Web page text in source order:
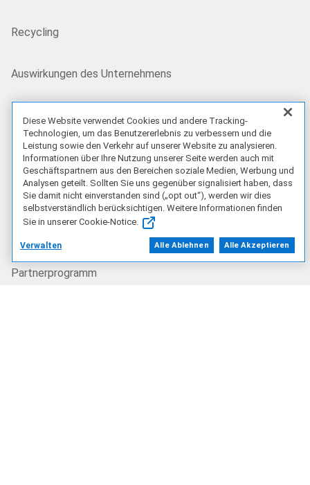
Recycling
Auswirkungen des Unternehmens
Kundenberichte
Unsere Partner
Partner finden
Partnerprogramm
Diese Website verwendet Cookies und andere Tracking-
Technologien, um das Benutzererlebnis zu verbessern und die
Leistung sowie den Verkehr auf unserer Website zu analysieren.
Informationen über Ihre Nutzung unserer Seite werden auch mit
Geschäftspartnern aus den Bereichen soziale Medien, Werbung und
Analysen geteilt. Sollten Sie uns gegenüber signalisiert haben, dass
Sie damit nicht einverstanden sind („opt out“), werden wir dies
selbstverständlich berücksichtigen. Weitere Informationen finden
Sie in unserer Cookie-Notice.
Verwalten Alle Ablehnen Alle Akzeptieren